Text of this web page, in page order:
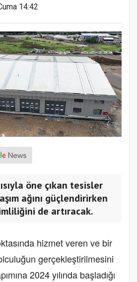
14:42
öne çıkan tesisler
ağını güçlendirirken
de artıracak.
hizmet veren ve bir
gerçekleştirilmesini
2024 yılında başladığı